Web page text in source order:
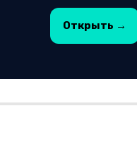
Открыть →